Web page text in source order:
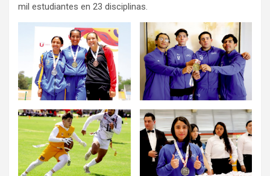
mil estudiantes en 23 disciplinas.